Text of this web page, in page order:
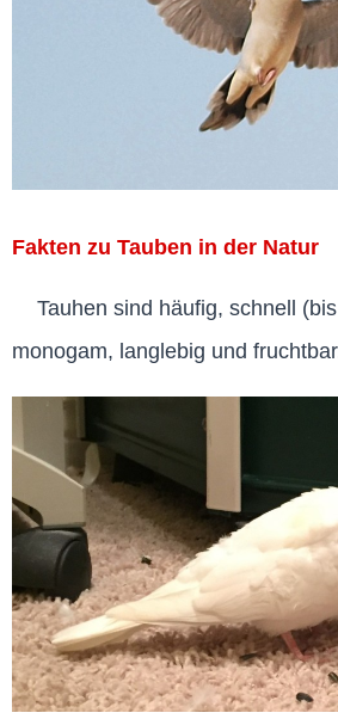
Fakten zu Tauben in der Natur
Tauhen sind häufig, schnell
monogam, langlebig und